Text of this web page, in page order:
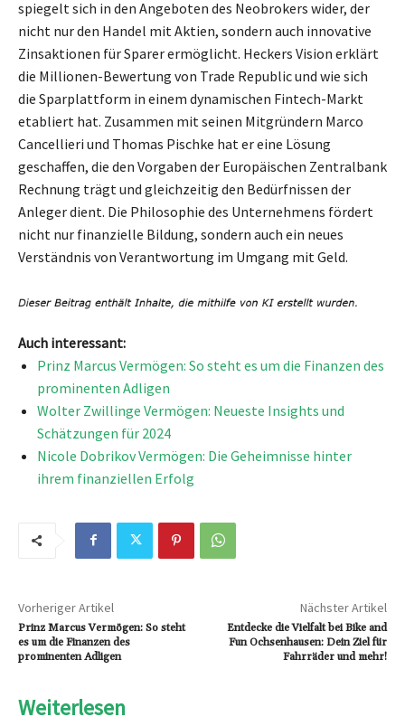
spiegelt sich in den Angeboten des Neobrokers wider, der
nicht nur den Handel mit Aktien, sondern auch innovative
Zinsaktionen für Sparer ermöglicht. Heckers Vision erklärt
die Millionen-Bewertung von Trade Republic und wie sich
die Sparplattform in einem dynamischen Fintech-Markt
etabliert hat. Zusammen mit seinen Mitgründern Marco
Cancellieri und Thomas Pischke hat er eine Lösung
geschaffen, die den Vorgaben der Europäischen Zentralbank
Rechnung trägt und gleichzeitig den Bedürfnissen der
Anleger dient. Die Philosophie des Unternehmens fördert
nicht nur finanzielle Bildung, sondern auch ein neues
Verständnis von Verantwortung im Umgang mit Geld.
Auch interessant:
Prinz Marcus Vermögen: So steht es um die Finanzen des
prominenten Adligen
Wolter Zwillinge Vermögen: Neueste Insights und
Schätzungen für 2024
Nicole Dobrikov Vermögen: Die Geheimnisse hinter
ihrem finanziellen Erfolg
Vorheriger Artikel
Prinz Marcus Vermögen: So steht
es um die Finanzen des
prominenten Adligen
Nächster Artikel
Entdecke die Vielfalt bei Bike and
Fun Ochsenhausen: Dein Ziel für
Fahrräder und mehr!
Weiterlesen